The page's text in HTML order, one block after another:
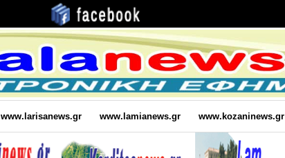
www.larisanews.gr www.lamianews.gr www.kozaninews.gr